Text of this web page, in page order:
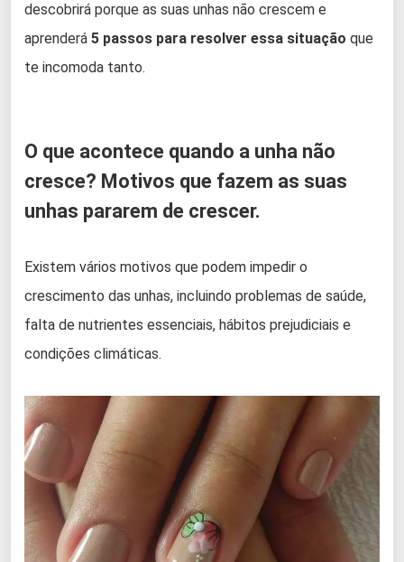
descobrirá porque as suas unhas não crescem e
aprenderá 5 passos para resolver essa situação que
te incomoda tanto.
O que acontece quando a unha não
cresce? Motivos que fazem as suas
unhas pararem de crescer.
Existem vários motivos que podem impedir o
crescimento das unhas, incluindo problemas de saúde,
falta de nutrientes essenciais, hábitos prejudiciais e
condições climáticas.